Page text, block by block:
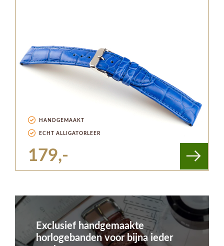
HANDGEMAAKT
ECHT ALLIGATORLEER
179,-
Exclusief handgemaakte
horlogebanden voor bijna ieder